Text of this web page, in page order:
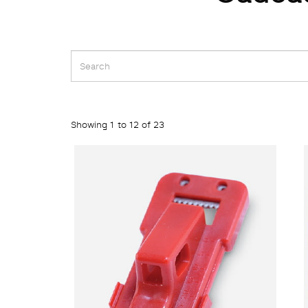
Showing 1 to 12 of 23